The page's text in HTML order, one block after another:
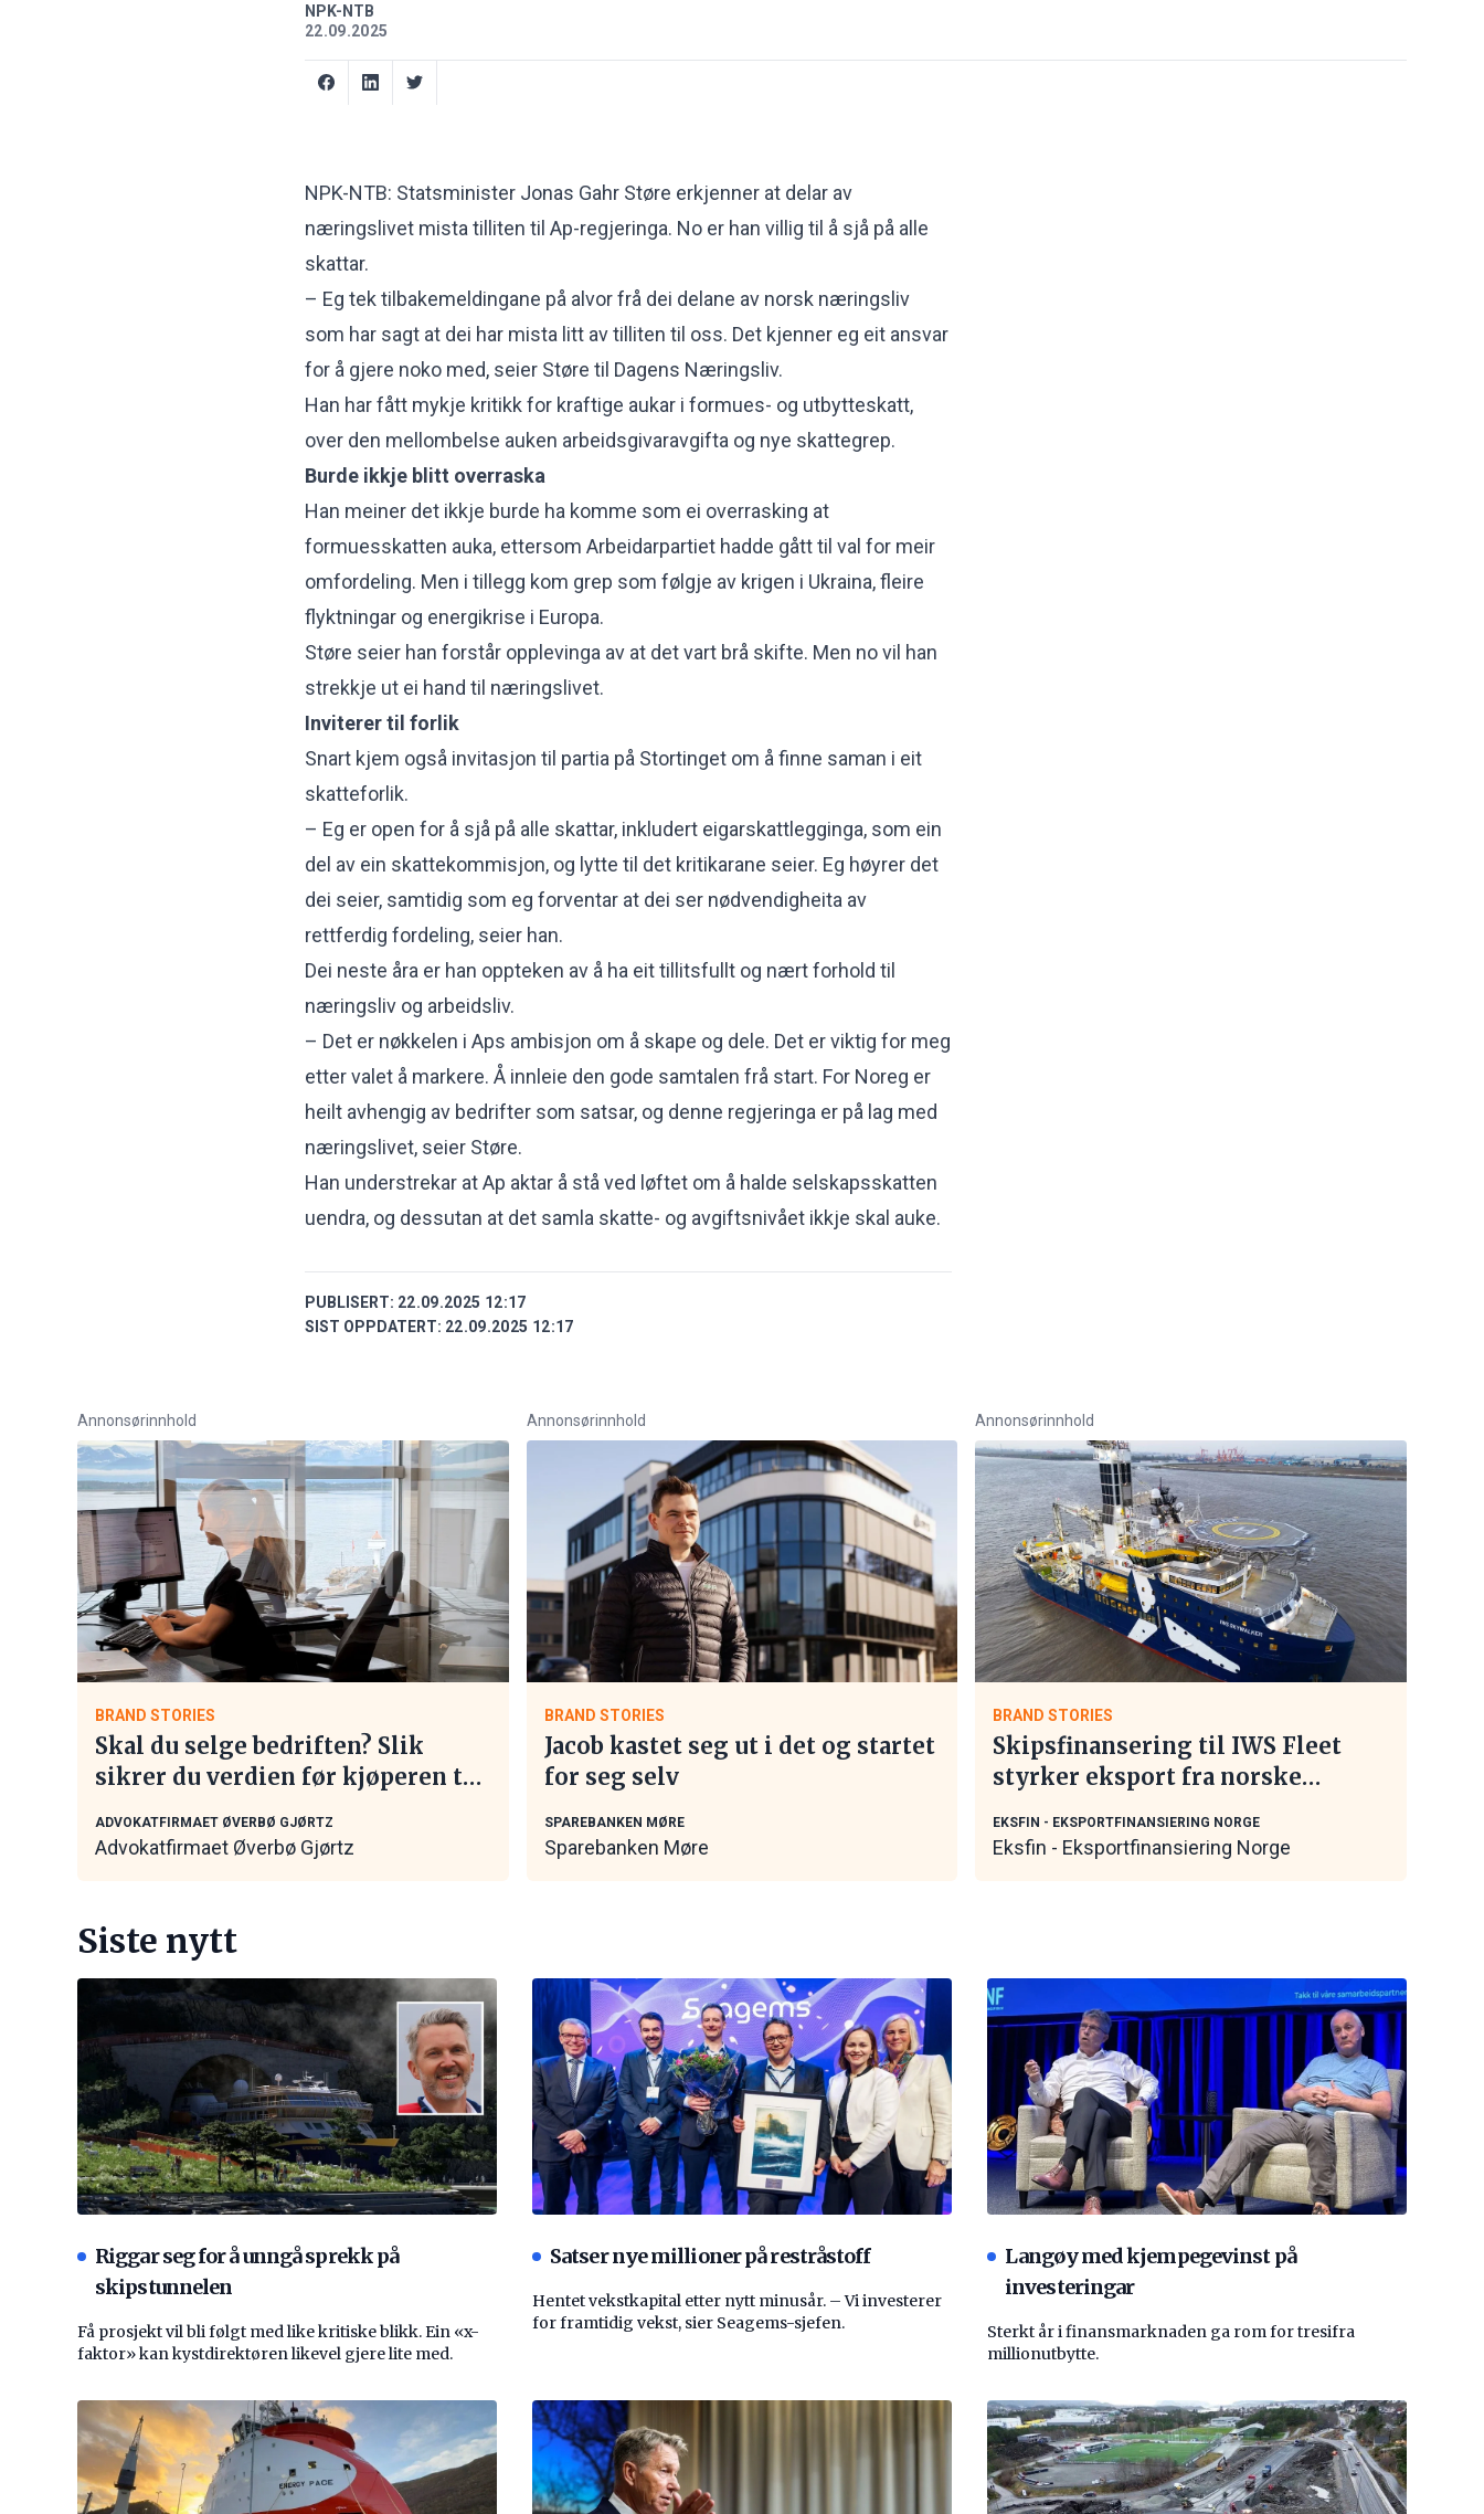
NPK-NTB
22.09.2025
NPK-NTB: Statsminister Jonas Gahr Støre erkjenner at delar av
næringslivet mista tilliten til Ap-regjeringa. No er han villig til å sjå på alle
skattar.
– Eg tek tilbakemeldingane på alvor frå dei delane av norsk næringsliv
som har sagt at dei har mista litt av tilliten til oss. Det kjenner eg eit ansvar
for å gjere noko med, seier Støre til Dagens Næringsliv.
Han har fått mykje kritikk for kraftige aukar i formues- og utbytteskatt,
over den mellombelse auken arbeidsgivaravgifta og nye skattegrep.
Burde ikkje blitt overraska
Han meiner det ikkje burde ha komme som ei overrasking at
formuesskatten auka, ettersom Arbeidarpartiet hadde gått til val for meir
omfordeling. Men i tillegg kom grep som følgje av krigen i Ukraina, fleire
flyktningar og energikrise i Europa.
Støre seier han forstår opplevinga av at det vart brå skifte. Men no vil han
strekkje ut ei hand til næringslivet.
Inviterer til forlik
Snart kjem også invitasjon til partia på Stortinget om å finne saman i eit
skatteforlik.
– Eg er open for å sjå på alle skattar, inkludert eigarskattlegginga, som ein
del av ein skattekommisjon, og lytte til det kritikarane seier. Eg høyrer det
dei seier, samtidig som eg forventar at dei ser nødvendigheita av
rettferdig fordeling, seier han.
Dei neste åra er han oppteken av å ha eit tillitsfullt og nært forhold til
næringsliv og arbeidsliv.
– Det er nøkkelen i Aps ambisjon om å skape og dele. Det er viktig for meg
etter valet å markere. Å innleie den gode samtalen frå start. For Noreg er
heilt avhengig av bedrifter som satsar, og denne regjeringa er på lag med
næringslivet, seier Støre.
Han understrekar at Ap aktar å stå ved løftet om å halde selskapsskatten
uendra, og dessutan at det samla skatte- og avgiftsnivået ikkje skal auke.
PUBLISERT: 22.09.2025 12:17
SIST OPPDATERT: 22.09.2025 12:17
Annonsørinnhold
BRAND STORIES
Skal du selge bedriften? Slik
sikrer du verdien før kjøperen tar
ADVOKATFIRMAET ØVERBØ GJØRTZ
Advokatfirmaet Øverbø Gjørtz
Annonsørinnhold
BRAND STORIES
Jacob kastet seg ut i det og startet
for seg selv
SPAREBANKEN MØRE
Sparebanken Møre
Annonsørinnhold
BRAND STORIES
Skipsfinansering til IWS Fleet
styrker eksport fra norske
EKSFIN - EKSPORTFINANSIERING NORGE
Eksfin - Eksportfinansiering Norge
Siste nytt
Riggar seg for å unngå sprekk på
skipstunnelen
Få prosjekt vil bli følgt med like kritiske blikk. Ein «x-
faktor» kan kystdirektøren likevel gjere lite med.
Satser nye millioner på restråstoff
Hentet vekstkapital etter nytt minusår. – Vi investerer
for framtidig vekst, sier Seagems-sjefen.
Langøy med kjempegevinst på
investeringar
Sterkt år i finansmarknaden ga rom for tresifra
millionutbytte.